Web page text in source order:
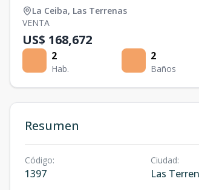
La Ceiba, Las Terrenas
VENTA
US$ 168,672
2
Hab.
2
Baños
Resumen
Código:
1397
Ciudad:
Las